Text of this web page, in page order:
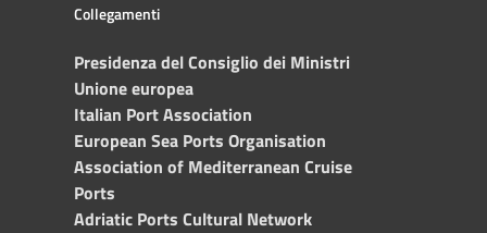
Collegamenti
Presidenza del Consiglio dei Ministri
Unione europea
Italian Port Association
European Sea Ports Organisation
Association of Mediterranean Cruise
Ports
Adriatic Ports Cultural Network